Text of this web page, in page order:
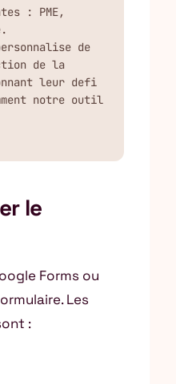
: PME,
de
de la
leur defi
notre outil
le
Forms ou
Les
: